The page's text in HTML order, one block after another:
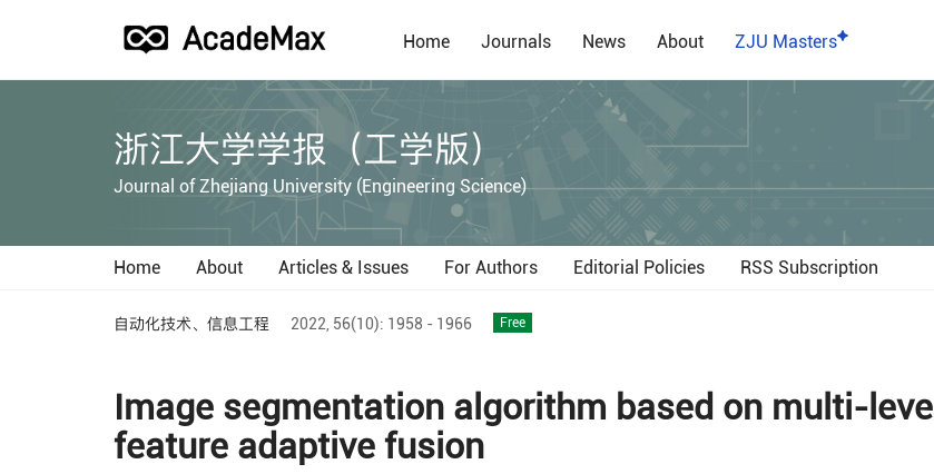
Home Journals News About ZJU Masters
浙江大学学报（工学版）
Journal of Zhejiang University (Engineering Science)
Home About Articles & Issues For Authors Editorial Policies RSS Subscription
自动化技术、信息工程 2022, 56(10): 1958 - 1966 Free
Image segmentation algorithm based on multi-level
feature adaptive fusion